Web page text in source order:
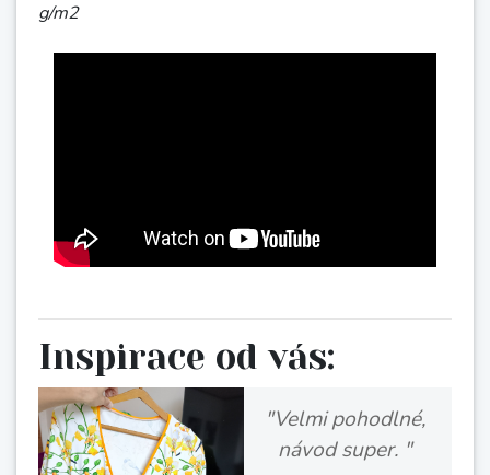
g/m2
Inspirace od vás:
JK:"Na zavinovací
šaty jsem se